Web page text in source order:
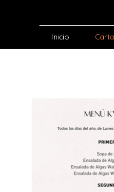
Inicio Carta